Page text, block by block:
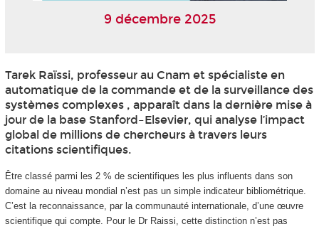
9 décembre 2025
Tarek Raïssi, professeur au Cnam et spécialiste en
automatique de la commande et de la surveillance des
systèmes complexes , apparaît dans la dernière mise à
jour de la base Stanford–Elsevier, qui analyse l’impact
global de millions de chercheurs à travers leurs
citations scientifiques.
Être classé parmi les 2 % de scientifiques les plus influents dans son
domaine au niveau mondial n’est pas un simple indicateur bibliométrique.
C’est la reconnaissance, par la communauté internationale, d’une œuvre
scientifique qui compte. Pour le Dr Raissi, cette distinction n’est pas